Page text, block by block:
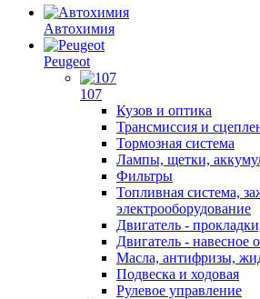
Автохимия
Peugeot
107
Кузов и оптика
Трансмиссия и
Тормозная система
Лампы, щетки,
Фильтры
Топливная система,
электрооборудование
Двигатель -
Двигатель - навесное
Масла, антифризы,
Подвеска и ходовая
Рулевое управление